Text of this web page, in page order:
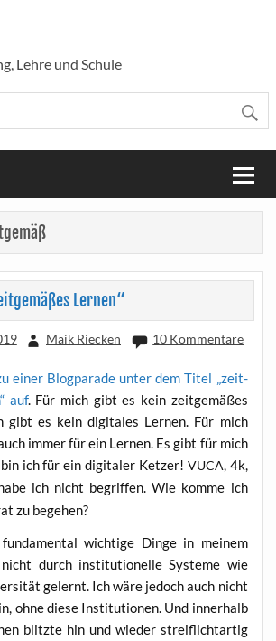
Lehre und Schule
Lernen“
Maik Riecken 10 Kommentare
einer Blog­pa­ra­de unter dem Titel „zeit­
auf. Für mich gibt es kein zeit­ge­mä­ßes
gibt es kein digi­ta­les Ler­nen. Für mich
immer für ein Ler­nen. Es gibt für mich
ich für ein digi­ta­ler Ket­zer! VUCA, 4k,
ich nicht begrif­fen. Wie kom­me ich
zu begehen?
wich­ti­ge Din­ge in mei­nem
durch insti­tu­tio­nel­le Sys­te­me wie
gelernt. Ich wäre jedoch auch nicht
ohne die­se Insti­tu­tio­nen. Und inner­halb
blitz­te hin und wie­der streif­licht­ar­tig